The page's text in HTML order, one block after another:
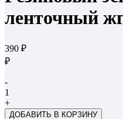
ленточный
390 ₽
₽
-
1
+